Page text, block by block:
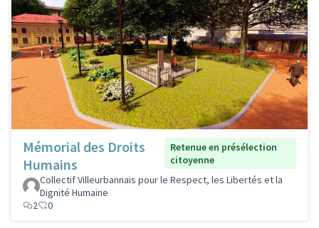
Mémorial des Droits
Humains
Retenue en présélection
citoyenne
Collectif Villeurbannais pour le Respect, les Libertés et la
Dignité Humaine
2
0